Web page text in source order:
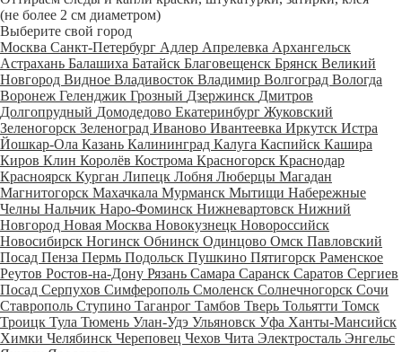
(не более 2 см диаметром)
Выберите свой город
Москва Санкт-Петербург Адлер Апрелевка Архангельск
Астрахань Балашиха Батайск Благовещенск Брянск Великий
Новгород Видное Владивосток Владимир Волгоград Вологда
Воронеж Геленджик Грозный Дзержинск Дмитров
Долгопрудный Домодедово Екатеринбург Жуковский
Зеленогорск Зеленоград Иваново Ивантеевка Иркутск Истра
Йошкар-Ола Казань Калининград Калуга Каспийск Кашира
Киров Клин Королёв Кострома Красногорск Краснодар
Красноярск Курган Липецк Лобня Люберцы Магадан
Магнитогорск Махачкала Мурманск Мытищи Набережные
Челны Нальчик Наро-Фоминск Нижневартовск Нижний
Новгород Новая Москва Новокузнецк Новороссийск
Новосибирск Ногинск Обнинск Одинцово Омск Павловский
Посад Пенза Пермь Подольск Пушкино Пятигорск Раменское
Реутов Ростов-на-Дону Рязань Самара Саранск Саратов Сергиев
Посад Серпухов Симферополь Смоленск Солнечногорск Сочи
Ставрополь Ступино Таганрог Тамбов Тверь Тольятти Томск
Троицк Тула Тюмень Улан-Удэ Ульяновск Уфа Ханты-Мансийск
Химки Челябинск Череповец Чехов Чита Электросталь Энгельс